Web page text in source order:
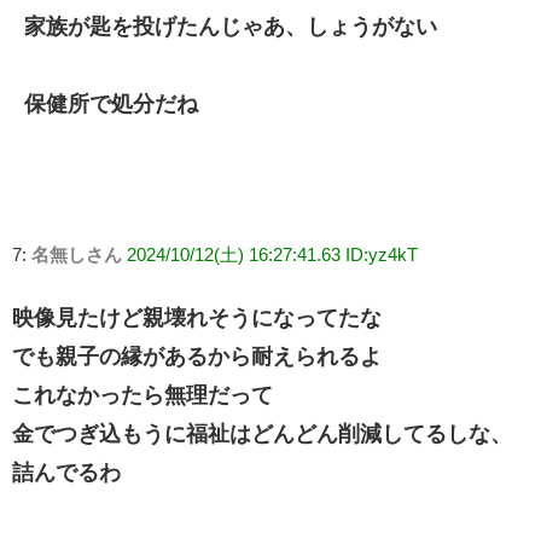
家族が匙を投げたんじゃあ、しょうがない
保健所で処分だね
7: 名無しさん 2024/10/12(土) 16:27:41.63 ID:yz4kT
映像見たけど親壊れそうになってたな
でも親子の縁があるから耐えられるよ
これなかったら無理だって
金でつぎ込もうに福祉はどんどん削減してるしな、
詰んでるわ